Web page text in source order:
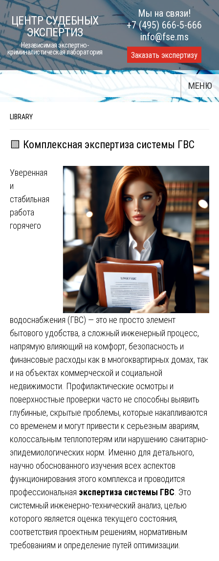
Skip
to
content
ЦЕНТР СУДЕБНЫХ
ЭКСПЕРТИЗ
Независимая экспертно-
криминалистическая лаборатория
Мы на связи!
+7 (495) 666-5-666
info@fse.ms
Заказать экспертизу
МЕНЮ
LIBRARY
🟨 Комплексная экспертиза системы ГВС
Уверенная
и
стабильная
работа
горячего
водоснабжения (ГВС) — это не просто элемент
бытового удобства, а сложный инженерный процесс,
напрямую влияющий на комфорт, безопасность и
финансовые расходы как в многоквартирных домах, так
и на объектах коммерческой и социальной
недвижимости. Профилактические осмотры и
поверхностные проверки часто не способны выявить
глубинные, скрытые проблемы, которые накапливаются
со временем и могут привести к серьезным авариям,
колоссальным теплопотерям или нарушению санитарно-
эпидемиологических норм. Именно для детального,
научно обоснованного изучения всех аспектов
функционирования этого комплекса и проводится
профессиональная экспертиза системы ГВС . Это
системный инженерно-технический анализ, целью
которого является оценка текущего состояния,
соответствия проектным решениям, нормативным
требованиям и определение путей оптимизации.